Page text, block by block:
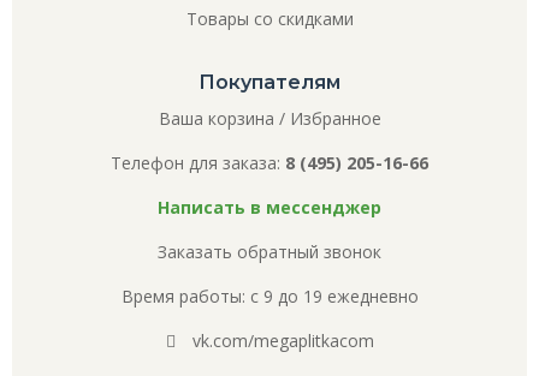
Товары со скидками
Покупателям
Ваша корзина / Избранное
Телефон для заказа: 8 (495) 205-16-66
Написать в мессенджер
Заказать обратный звонок
Время работы: с 9 до 19 ежедневно
vk.com/megaplitkacom